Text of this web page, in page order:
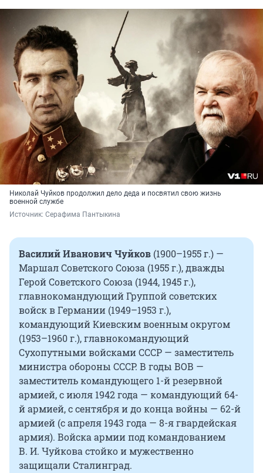
Николай Чуйков продолжил дело деда и посвятил свою жизнь
военной службе
Источник: Серафима Пантыкина
Василий Иванович Чуйков (1900–1955 г.) —
Маршал Советского Союза (1955 г.), дважды
Герой Советского Союза (1944, 1945 г.),
главнокомандующий Группой советских
войск в Германии (1949–1953 г.),
командующий Киевским военным округом
(1953–1960 г.), главнокомандующий
Сухопутными войсками СССР — заместитель
министра обороны СССР. В годы ВОВ —
заместитель командующего 1-й резервной
армией, с июля 1942 года — командующий 64-
й армией, с сентября и до конца войны — 62-й
армией (с апреля 1943 года — 8-я гвардейская
армия). Войска армии под командованием
В. И. Чуйкова стойко и мужественно
защищали Сталинград.